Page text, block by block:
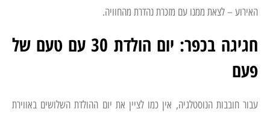
האירוע – לצאת ממנו עם מזכרת נהדרת מהחוויה.
חגיגה בכפר: יום הולדת 30 עם טעם של
פעם
עבור חובבות הנוסטלגיה, אין כמו לציין את יום ההולדת השלושים באווירת